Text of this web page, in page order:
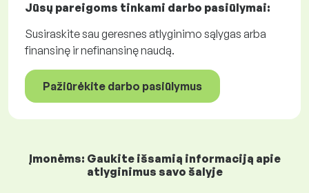
Jūsų pareigoms tinkami darbo pasiūlymai:
Susiraskite sau geresnes atlyginimo sąlygas arba
finansinę ir nefinansinę naudą.
Pažiūrėkite darbo pasiūlymus
Įmonėms: Gaukite išsamią informaciją apie
atlyginimus savo šalyje